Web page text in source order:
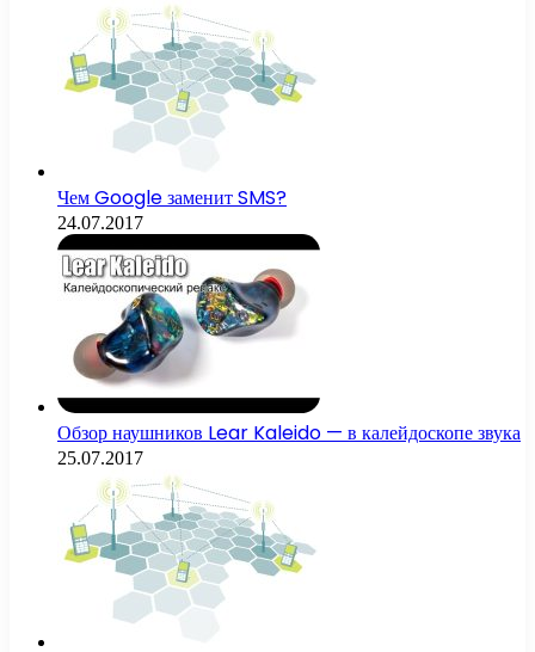
Чем Google заменит SMS?
24.07.2017
Обзор наушников Lear Kaleido — в калейдоскопе звука
25.07.2017